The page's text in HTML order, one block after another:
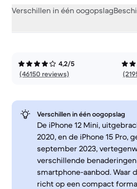
Verschillen in één oogopslag
4,2/5
(46150 reviews)
Verschillen in één oogopslag
De iPhone 12 Mini,
2020, en de iPhone 15 Pro,
september 2023,
verschillende
smartphone-aanbod. Waar
richt op een compact